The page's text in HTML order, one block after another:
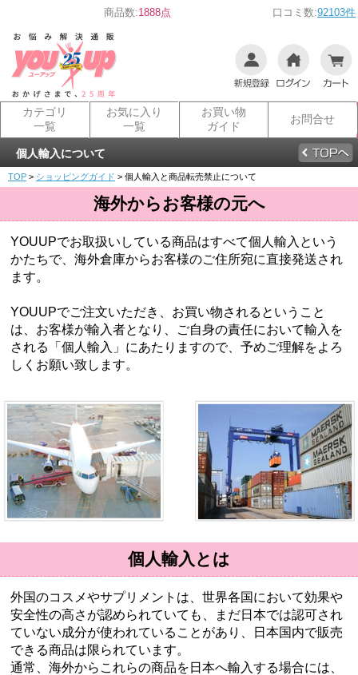
商品数:1888点 口コミ数:92103件
カテゴリ
一覧
お気に入り
一覧
お買い物
ガイド
お問合せ
個人輸入について
TOP > ショッピングガイド > 個人輸入と商品転売禁止について
海外からお客様の元へ
YOUUPでお取扱いしている商品はすべて個人輸入という
かたちで、海外倉庫からお客様のご住所宛に直接発送され
ます。
YOUUPでご注文いただき、お買い物されるということ
は、お客様が輸入者となり、ご自身の責任において輸入を
される「個人輸入」にあたりますので、予めご理解をよろ
しくお願い致します。
個人輸入とは
外国のコスメやサプリメントは、世界各国において効果や
安全性の高さが認められていても、まだ日本では認可され
ていない成分が使われていることがあり、日本国内で販売
できる商品は限られています。
通常、海外からこれらの商品を日本へ輸入する場合には、